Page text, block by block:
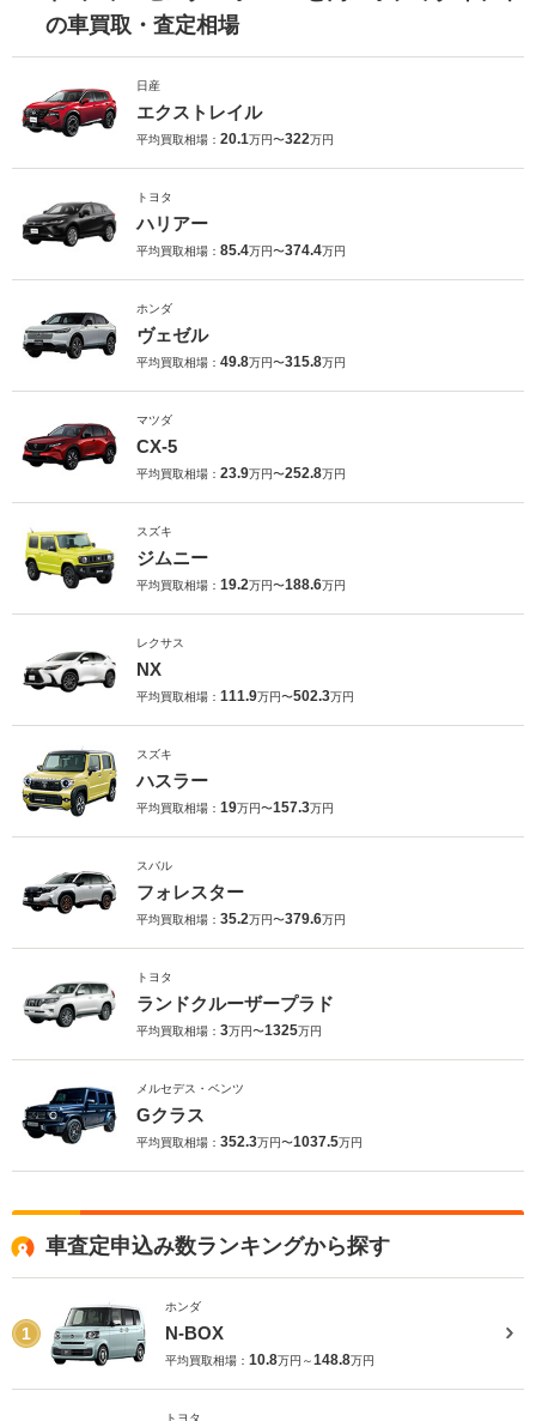
の車買取・査定相場
日産
エクストレイル
平均買取相場： 20.1万円〜322万円
トヨタ
ハリアー
平均買取相場： 85.4万円〜374.4万円
ホンダ
ヴェゼル
平均買取相場： 49.8万円〜315.8万円
マツダ
CX-5
平均買取相場： 23.9万円〜252.8万円
スズキ
ジムニー
平均買取相場： 19.2万円〜188.6万円
レクサス
NX
平均買取相場： 111.9万円〜502.3万円
スズキ
ハスラー
平均買取相場： 19万円〜157.3万円
スバル
フォレスター
平均買取相場： 35.2万円〜379.6万円
トヨタ
ランドクルーザープラド
平均買取相場： 3万円〜1325万円
メルセデス・ベンツ
Gクラス
平均買取相場： 352.3万円〜1037.5万円
車査定申込み数ランキングから探す
1
ホンダ
N-BOX
平均買取相場： 10.8万円～148.8万円
トヨタ